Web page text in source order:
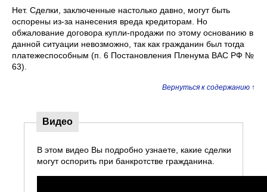
Нет. Сделки, заключенные настолько давно, могут быть
оспорены из-за нанесения вреда кредиторам. Но
обжалование договора купли-продажи по этому основанию в
данной ситуации невозможно, так как гражданин был тогда
платежеспособным (п. 6 Постановления Пленума ВАС РФ №
63).
Вернуться к содержанию ↑
Видео
В этом видео Вы подробно узнаете, какие сделки
могут оспорить при банкротстве гражданина.